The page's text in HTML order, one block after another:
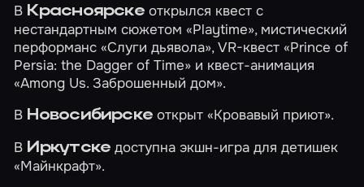
В Красноярскеоткрылся квест с
нестандартным сюжетом«Playtime», мистический
перформанс«Слуги дьявола», VR-квест«Prince of
Persia: the Dagger of Time» и квест-анимация
«Among Us. Заброшенный дом».
В Новосибирске открыт«Кровавый приют».
В Иркутске доступна экшн-игра для детишек
«Майнкрафт».